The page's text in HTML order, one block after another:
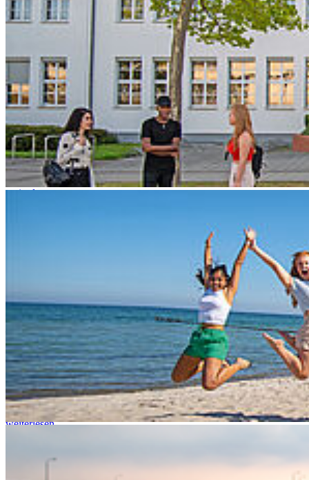
18
Nov.
─
0900
Gesundheitskonferenz
Hochschule Stralsund || Prof. Dr. Ivonne Honekamp &
Gesundheitskonferenz-Team
weiterlesen
Demografie oder Fachkräftemangel - das Gesundheitssystem
19
Nov.
1800
Mastertag@home
DIGITAL || Studienberatung/Hochschulkommunikation/Fakultäten
weiterlesen
Master-Studium an der HOST – mit 14 Master-Studiengängen in